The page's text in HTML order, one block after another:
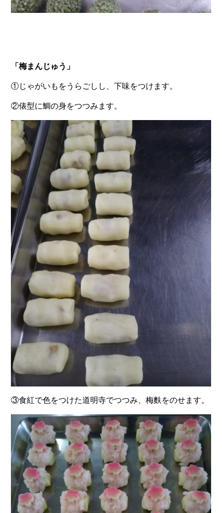
「梅まんじゅう」
①じゃがいもをうらごしし、下味をつけます。
②俵型に鯛の身をつつみます。
③食紅で色をつけた道明寺でつつみ、梅麩をのせます。